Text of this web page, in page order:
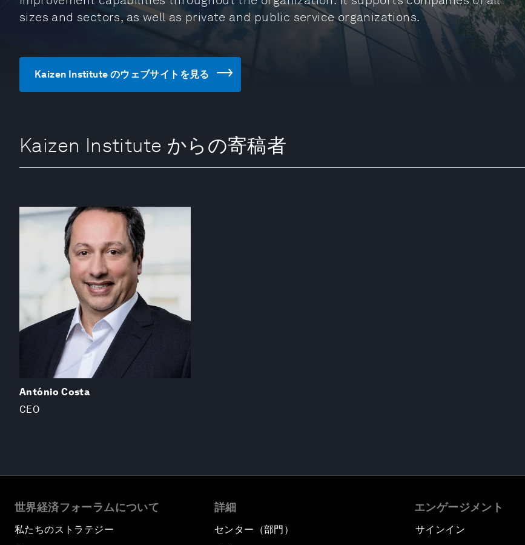
sizes and sectors, as well as private and public service organizations.
Kaizen Institute のウェブサイトを見る
Kaizen Institute からの寄稿者
António Costa
CEO
世界経済フォーラムについて
私たちのストラテジー
詳細
センター（部門）
エンゲージメント
サインイン